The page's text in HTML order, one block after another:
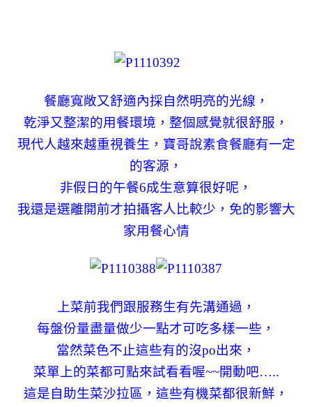
餐廳寬敞又舒適內採自然明亮的光線，
乾淨又整潔的用餐環境，整個感覺就很舒服，
現代人越來越重視養生，寶哥說素食餐廳有一定
的客源，
非假日的午餐6成生意算很好呢，
我還是選離開前才拍攝客人比較少，免的影響大
家用餐心情
上菜前我們跟服務生有先溝通過，
每盤份量盡量做少一點才可吃多樣一些，
當然菜色不止這些有的沒po出來，
菜單上的菜都可點來試看看喔~~開動吧…..
這是自助生菜沙拉區，這些有機菜都很新鮮，